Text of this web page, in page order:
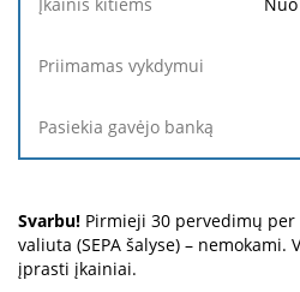
Svarbu! Pirmieji 30 pervedimų per
valiuta (SEPA šalyse) –
įprasti įkainiai.